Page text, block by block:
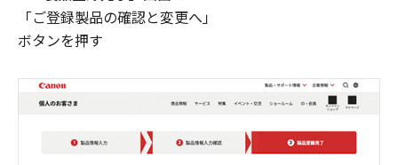
「ご登録製品の確認と変更へ」
ボタンを押す